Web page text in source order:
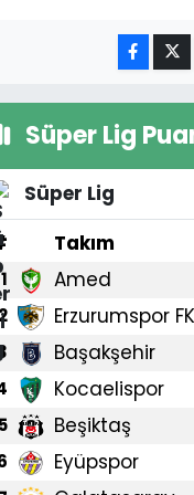
Süper Lig
Süper Lig
Takım
1 Amed
Erzurumspor FK
Başakşehir
Kocaelispor
Beşiktaş
Eyüpspor